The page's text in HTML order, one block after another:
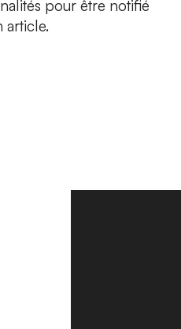
pour être notifié
article.